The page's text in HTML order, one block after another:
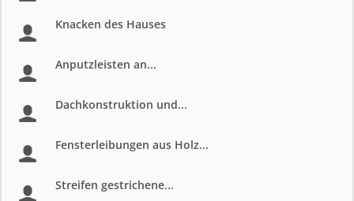
Knacken des Hauses
Anputzleisten an...
Dachkonstruktion und...
Fensterleibungen aus Holz...
Streifen gestrichene...